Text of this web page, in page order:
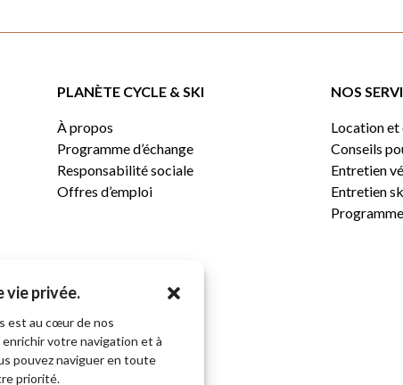
vie privée.
est au cœur de nos
votre navigation et à
pouvez naviguer en toute
priorité.
PLANÈTE CYCLE & SKI
À propos
Programme d’échange
Responsabilité sociale
Offres d’emploi
NOS
Location et
Conseils
Entretien
Entretien